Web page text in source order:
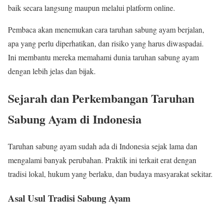
baik secara langsung maupun melalui platform online.
Pembaca akan menemukan cara taruhan sabung ayam berjalan,
apa yang perlu diperhatikan, dan risiko yang harus diwaspadai.
Ini membantu mereka memahami dunia taruhan sabung ayam
dengan lebih jelas dan bijak.
Sejarah dan Perkembangan Taruhan
Sabung Ayam di Indonesia
Taruhan sabung ayam sudah ada di Indonesia sejak lama dan
mengalami banyak perubahan. Praktik ini terkait erat dengan
tradisi lokal, hukum yang berlaku, dan budaya masyarakat sekitar.
Asal Usul Tradisi Sabung Ayam